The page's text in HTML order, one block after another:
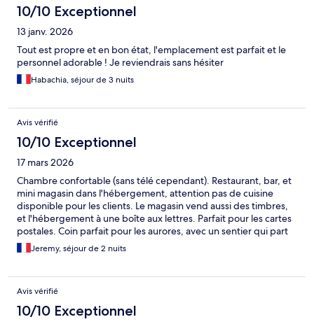
10/10 Exceptionnel
13 janv. 2026
Tout est propre et en bon état, l'emplacement est parfait et le
personnel adorable ! Je reviendrais sans hésiter
Habachia, séjour de 3 nuits
Avis vérifié
10/10 Exceptionnel
17 mars 2026
Chambre confortable (sans télé cependant). Restaurant, bar, et
mini magasin dans l'hébergement, attention pas de cuisine
disponible pour les clients. Le magasin vend aussi des timbres,
et l'hébergement à une boîte aux lettres. Parfait pour les cartes
postales. Coin parfait pour les aurores, avec un sentier qui part
depuis l'hébergement.
Jeremy, séjour de 2 nuits
Avis vérifié
10/10 Exceptionnel